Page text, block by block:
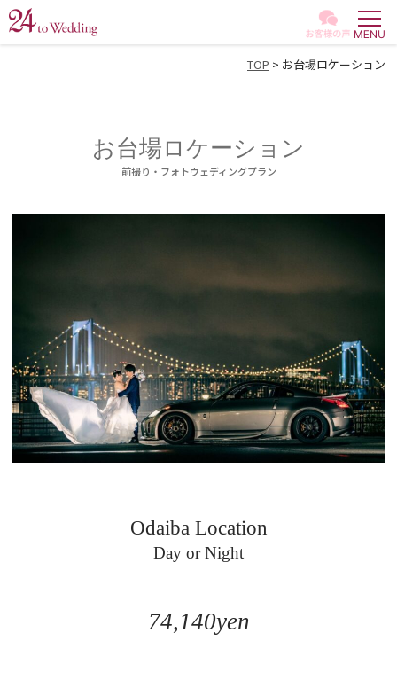
MOVIE
TOP > お台場ロケーション
お台場ロケーション
前撮り・フォトウェディングプラン
Odaiba Location
Day or Night
74,140yen